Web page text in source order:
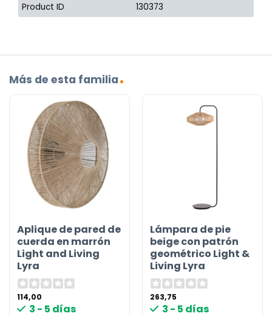
Product ID
130373
Más de esta familia
Aplique de pared de
cuerda en marrón
Light and Living
Lyra
114,00
3 - 5 días
Lámpara de pie
beige con patrón
geométrico Light &
Living Lyra
263,75
3 - 5 días